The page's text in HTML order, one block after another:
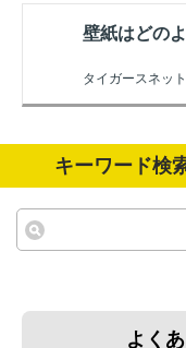
壁紙はどの
タイガースネッ
キーワード検
よく